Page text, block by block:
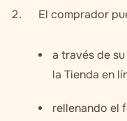
El comprador
a través de
la Tienda en
rellenando el